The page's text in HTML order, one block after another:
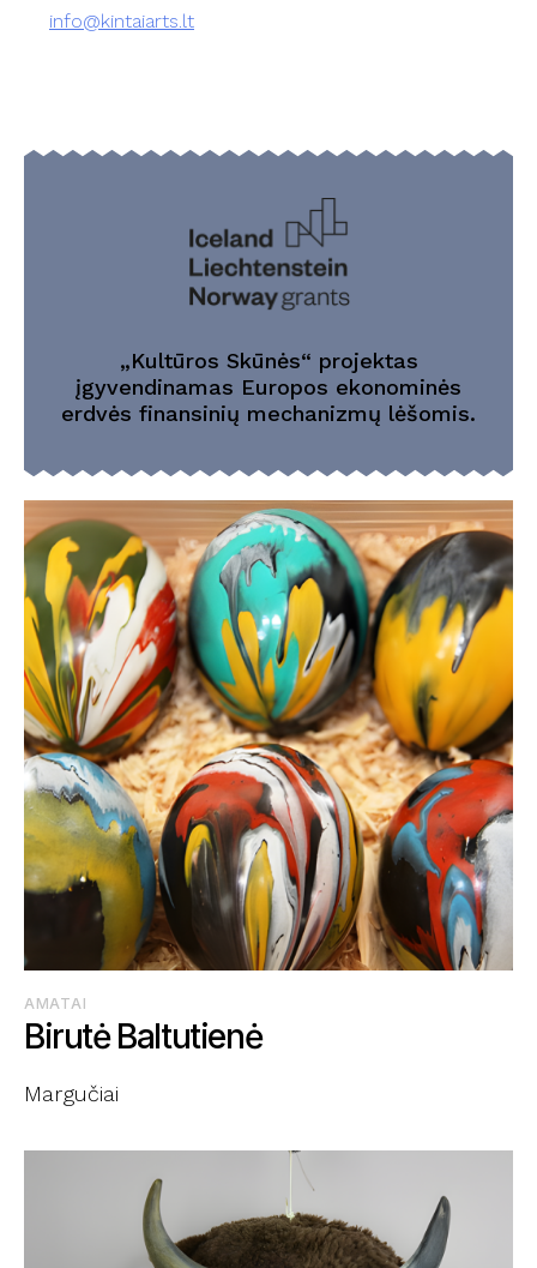
info@kintaiarts.lt
„Kultūros Skūnės“ projektas
įgyvendinamas Europos ekonominės
erdvės finansinių mechanizmų lėšomis.
AMATAI
Birutė Baltutienė
Margučiai